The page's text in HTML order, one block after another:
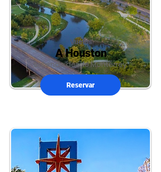
Vuelos
A Houston
Saliendo desde Monterrey
Reservar